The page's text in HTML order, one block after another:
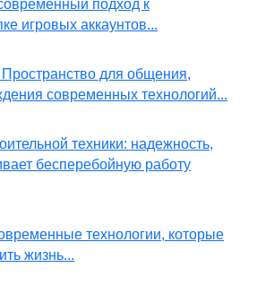
подход к
игровых аккаунтов...
для общения,
современных технологий...
техники: надежность,
бесперебойную работу
технологии, которые
жизнь...